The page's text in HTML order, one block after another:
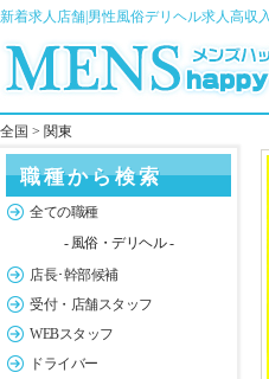
新着求人店舗|男性風俗デリヘル求人高収
全国 > 関東
職種から検索
全ての職種
- 風俗・デリヘル -
店長･幹部候補
受付・店舗スタッフ
WEBスタッフ
ドライバー